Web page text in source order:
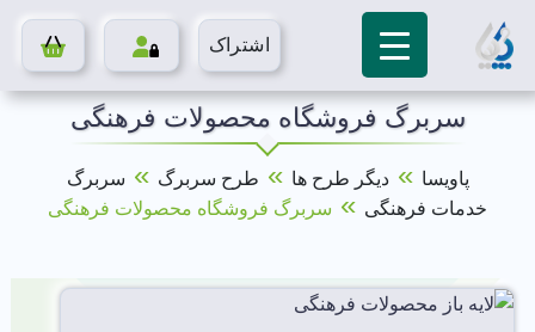
اشتراک
سربرگ فروشگاه محصولات فرهنگی
پاویسا »دیگر طرح ها » طرح سربرگ » سربرگ
خدمات فرهنگی » سربرگ فروشگاه محصولات فرهنگی